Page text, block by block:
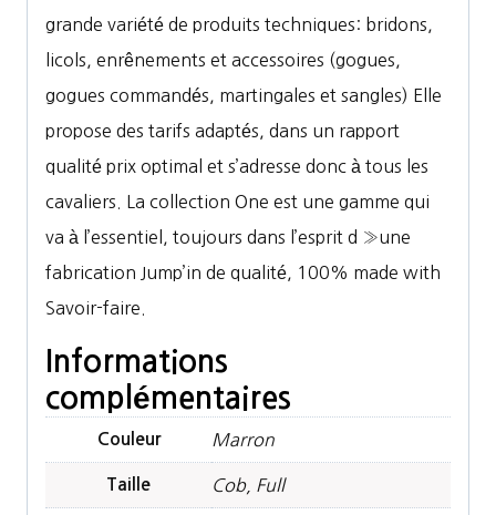
grande variété de produits techniques: bridons,
licols, enrênements et accessoires (gogues,
gogues commandés, martingales et sangles) Elle
propose des tarifs adaptés, dans un rapport
qualité prix optimal et s’adresse donc à tous les
cavaliers. La collection One est une gamme qui
va à l’essentiel, toujours dans l’esprit d »une
fabrication Jump’in de qualité, 100% made with
Savoir-faire.
Informations
complémentaires
Couleur Marron
Taille Cob, Full